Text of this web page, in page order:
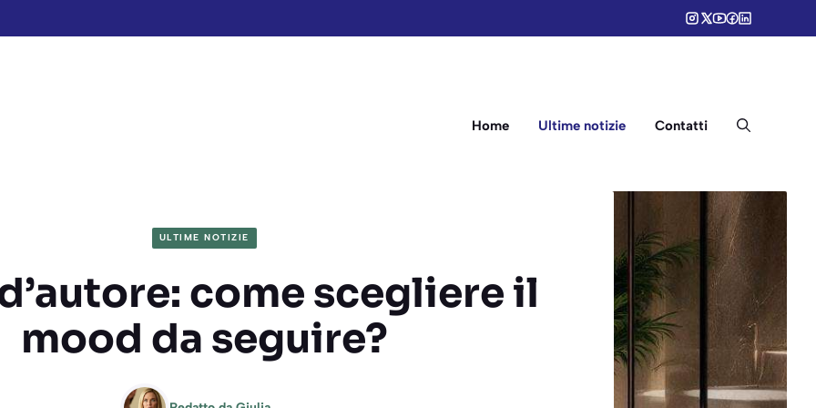
Home Ultime notizie Contatti
ULTIME NOTIZIE
come scegliere il
mood da seguire?